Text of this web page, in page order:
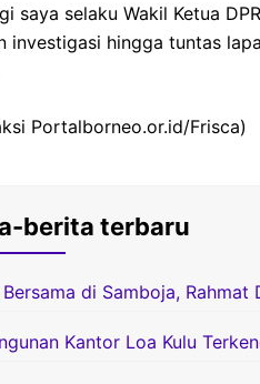
saya selaku Wakil Ketua
investigasi hingga tuntas
Portalborneo.or.id/Frisca)
berita terbaru
di Samboja,
Kantor Loa Kulu